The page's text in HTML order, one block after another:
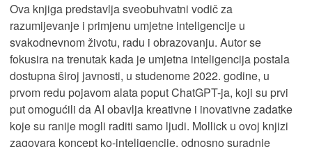
Ova knjiga predstavlja sveobuhvatni vodič za
razumijevanje i primjenu umjetne inteligencije u
svakodnevnom životu, radu i obrazovanju. Autor se
fokusira na trenutak kada je umjetna inteligencija postala
dostupna široj javnosti, u studenome 2022. godine, u
prvom redu pojavom alata poput ChatGPT-ja, koji su prvi
put omogućili da AI obavlja kreativne i inovativne zadatke
koje su ranije mogli raditi samo ljudi. Mollick u ovoj knjizi
zagovara koncept ko-inteligencije, odnosno suradnje